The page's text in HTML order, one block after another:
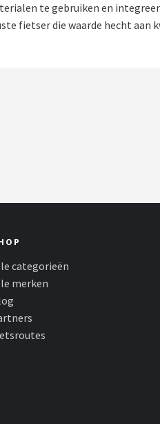
te gebruiken en
fietser die waarde hecht
categorieën
merken